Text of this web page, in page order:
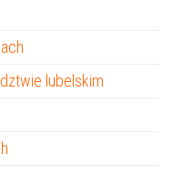
lubelskim